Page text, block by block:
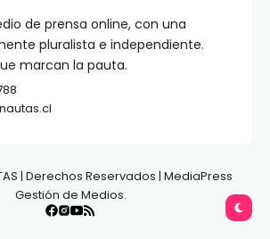
de prensa online, con una
pluralista e independiente.
marcan la pauta.
| Derechos Reservados | MediaPress
Gestión de Medios.